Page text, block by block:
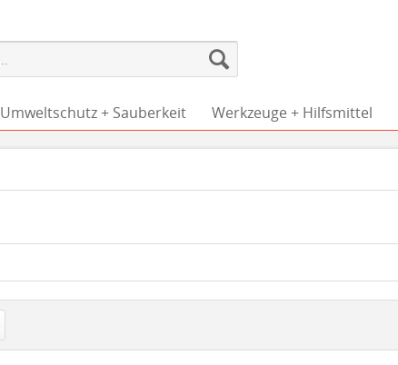
Umweltschutz + Sauberkeit Werkzeuge + Hilfsmittel